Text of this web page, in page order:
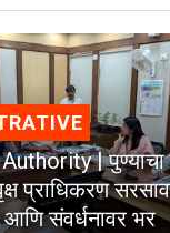
| पुण्याचा
प्राधिकरण
संवर्धनावर भर